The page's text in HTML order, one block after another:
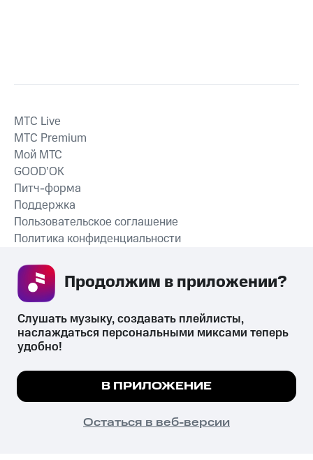
СКАЧАТЬ ПРИЛОЖЕНИЕ
MTС Live
MTС Premium
Мой МТС
GOOD’OK
Питч-форма
Поддержка
Пользовательское соглашение
Политика конфиденциальности
психотропных веществ, их аналогов причиняет вред здоровью,
их незаконный оборот запрещён и влечёт установленную
законодательством ответственность.
© 2026 ООО «КИОН».
Все права защищены
Мы используем куки, чтобы на сайте все
Подробнее
ПОНЯТНО
Слушать музыку, создавать плейлисты,
наслаждаться персональными миксами теперь
удобно!
В ПРИЛОЖЕНИЕ
Остаться в веб-версии